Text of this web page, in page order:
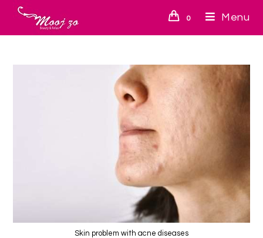
0 Menu
Skin problem with acne diseases